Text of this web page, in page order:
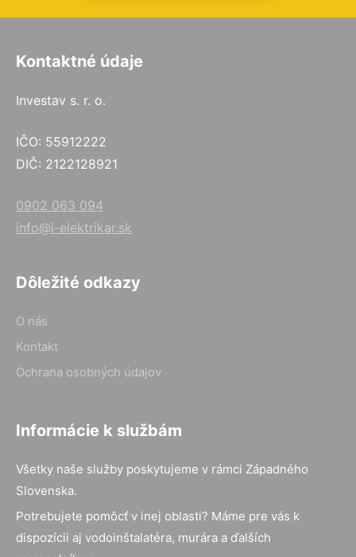
Kontaktné údaje
Investav s. r. o.
IČO: 55912222
DIČ: 2122128921
0902 063 094
info@i-elektrikar.sk
Dôležité odkazy
O nás
Kontakt
Ochrana osobných údajov
Informácie k službám
Všetky naše služby poskytujeme v rámci Západného
Slovenska.
Potrebujete pomôcť v inej oblasti? Máme pre vás k
dispozícii aj vodoinštalatéra, murára a ďalších